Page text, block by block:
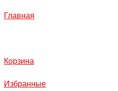
Главная
Корзина
Избранные